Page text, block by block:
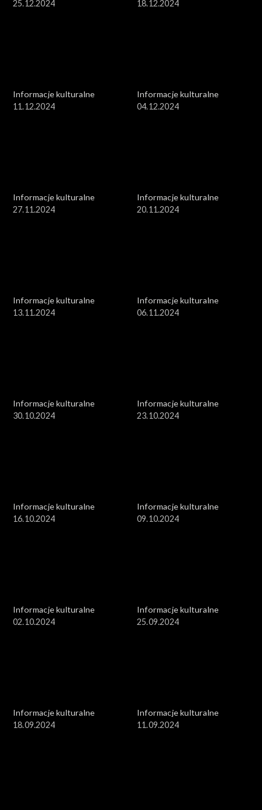
25.12.2024 18.12.2024
Informacje kulturalne
11.12.2024
Informacje kulturalne
04.12.2024
Informacje kulturalne
27.11.2024
Informacje kulturalne
20.11.2024
Informacje kulturalne
13.11.2024
Informacje kulturalne
06.11.2024
Informacje kulturalne
30.10.2024
Informacje kulturalne
23.10.2024
Informacje kulturalne
16.10.2024
Informacje kulturalne
09.10.2024
Informacje kulturalne
02.10.2024
Informacje kulturalne
25.09.2024
Informacje kulturalne
18.09.2024
Informacje kulturalne
11.09.2024